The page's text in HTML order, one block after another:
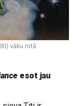
vāku rotā
esot jau